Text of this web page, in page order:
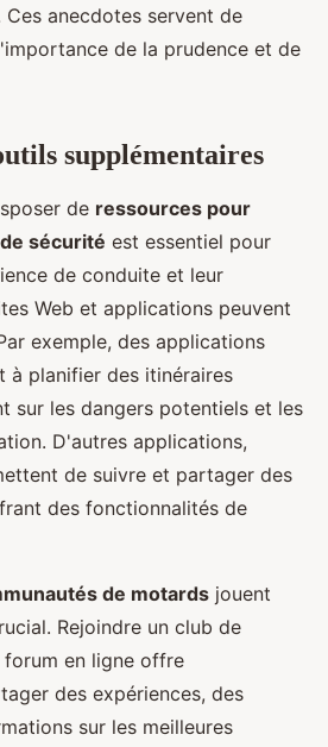
anecdotes servent de
de la prudence et de
supplémentaires
de ressources pour
sécurité est essentiel pour
de conduite et leur
Web et applications peuvent
exemple, des applications
à planifier des itinéraires
sur les dangers potentiels et les
D'autres applications,
de suivre et partager des
des fonctionnalités de
de motards jouent
Rejoindre un club de
en ligne offre
des expériences, des
sur les meilleures